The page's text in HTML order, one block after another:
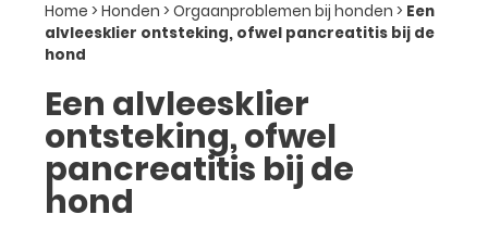
Home > Honden > Orgaanproblemen bij honden > Een
alvleesklier ontsteking, ofwel pancreatitis bij de
hond
Een alvleesklier
ontsteking, ofwel
pancreatitis bij de
hond